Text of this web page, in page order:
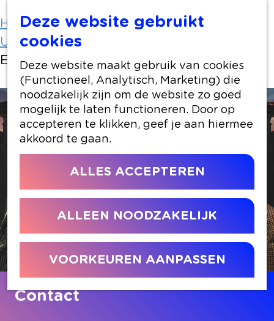
Deze website gebruikt
cookies
Deze website maakt gebruik van cookies
(Functioneel, Analytisch, Marketing) die
noodzakelijk zijn om de website zo goed
mogelijk te laten functioneren. Door op
accepteren te klikken, geef je aan hiermee
akkoord te gaan.
ALLES ACCEPTEREN
ALLEEN NOODZAKELIJK
VOORKEUREN AANPASSEN
Home
Uit-agenda
Uit-agenda overzicht
EVENHUIS/REIJNDERS
Contact